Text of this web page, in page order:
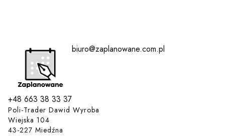
+48 663 38 33 37
biuro@zaplanowane.com.pl
Poli-Trader Dawid Wyroba
Wiejska 104
43-227 Miedźna